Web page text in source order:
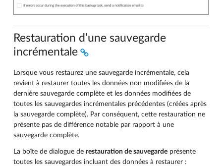
Restauration d’une sauvegarde
incrémentale
Lorsque vous restaurez une sauvegarde incrémentale, cela
revient à restaurer toutes les données non modifiées de la
dernière sauvegarde complète et les données modifiées de
toutes les sauvegardes incrémentales précédentes (créées après
la sauvegarde complète). Par conséquent, cette restauration ne
présente pas de différence notable par rapport à une
sauvegarde complète.
La boîte de dialogue de restauration de sauvegarde présente
toutes les sauvegardes incluant des données à restaurer :